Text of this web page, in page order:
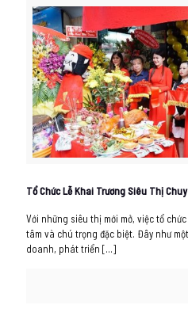
Tổ Chức Lễ Khai Trương Siêu Thị
Với những siêu thị mới mở, việc tổ
tâm và chú trọng đặc biệt. Đây như
doanh, phát triển […]